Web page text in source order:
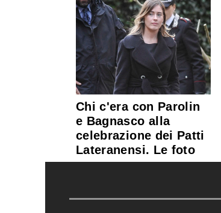
Chi c'era con Parolin
e Bagnasco alla
celebrazione dei Patti
Lateranensi. Le foto